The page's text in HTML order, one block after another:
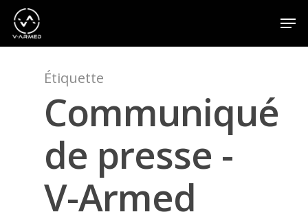
Appuyez sur la touche Entrée pour effectuer une
recherche ou sur la touche ESC pour fermer
Étiquette
Communiqué
de presse -
V-Armed